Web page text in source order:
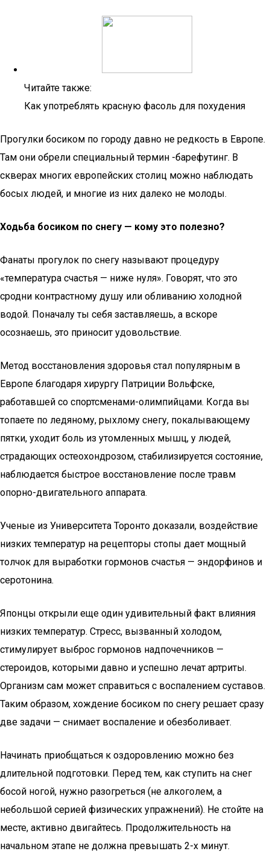
Читайте также:
Как употреблять красную фасоль для похудения
Прогулки босиком по городу давно не редкость в Eвропе.
Там они обрели специальный термин -барефутинг. В
скверах многих европейских столиц можно наблюдать
босых людей, и многие из них далеко не молоды.
Ходьба босиком по снегу — кому это полезно?
Фанаты прогулок по снегу называют процедуру
«температура счастья — ниже нуля». Говорят, что это
сродни контрастному душу или обливанию холодной
водой. Поначалу ты себя заставляешь, а вскоре
осознаешь, это приносит удовольствие.
Метод восстановления здоровья стал популярным в
Eвропе благодаря хирургу Патриции Вольфске,
работавшей со спортсменами-олимпийцами. Когда вы
топаете по ледяному, рыхлому снегу, покалывающему
пятки, уходит боль из утомленных мышц, у людей,
страдающих остеохондрозом, стабилизируется состояние,
наблюдается быстрое восстановление после травм
опорно-двигательного аппарата.
Ученые из Университета Торонто доказали, воздействие
низких температур на рецепторы стопы дает мощный
толчок для выработки гормонов счастья — эндорфинов и
серотонина.
Японцы открыли еще один удивительный факт влияния
низких температур. Стресс, вызванный холодом,
стимулирует выброс гормонов надпочечников —
стероидов, которыми давно и успешно лечат артриты.
Организм сам может справиться с воспалением суставов.
Таким образом, хождение босиком по снегу решает сразу
две задачи — снимает воспаление и обезболивает.
Начинать приобщаться к оздоровлению можно без
длительной подготовки. Перед тем, как ступить на снег
босой ногой, нужно разогреться (не алкоголем, а
небольшой серией физических упражнений). Не стойте на
месте, активно двигайтесь. Продолжительность на
начальном этапе не должна превышать 2-х минут.